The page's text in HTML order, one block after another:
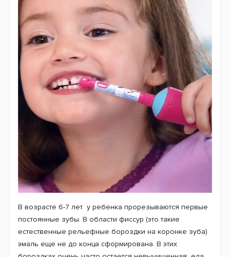
Насадки Oral-B Stages Power
EB10
FrozenХолодное сердце детские 4
шт
Детские насадки Oral-B Stages Power EB10
Холодное сердце
это отдельная тема. Они очень
сильно отличаются от насадок для взрослых и созданы
по специальным технологиям. Маленький размер
головки насадки служит для того, чтобы максимально
охватить каждый зубчик в отдельности и бережно его
очистить.Ну и, конечно же, такие любимые герои
выяснилось, что большинство деток обожают
Диснеевских персонажей. Поэтому компания Braun
Oral-B делает все возможное, чтобы наши дети как
можно дольше не расставались со своими любимыми